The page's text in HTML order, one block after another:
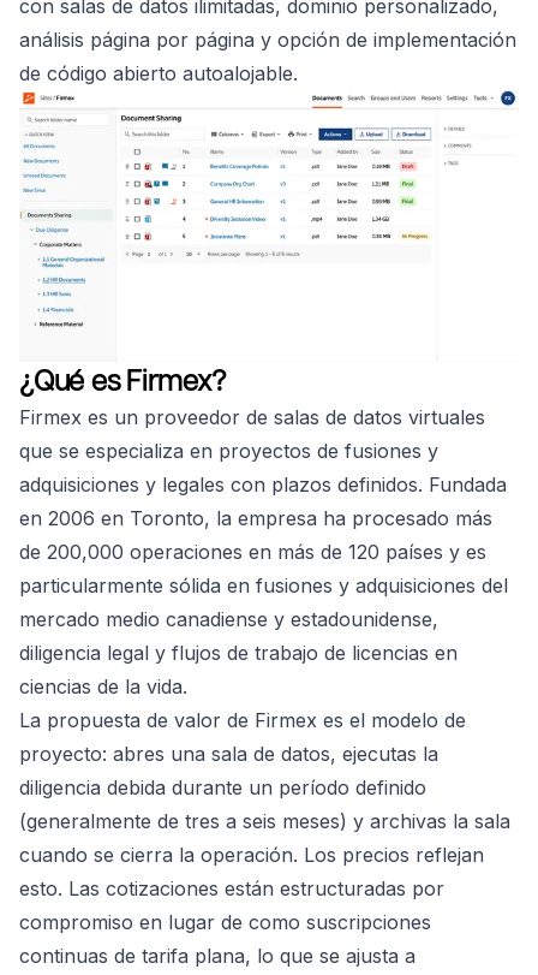
con salas de datos ilimitadas, dominio personalizado,
análisis página por página y opción de implementación
de código abierto autoalojable.
¿Qué es Firmex?
Firmex es un proveedor de salas de datos virtuales
que se especializa en proyectos de fusiones y
adquisiciones y legales con plazos definidos. Fundada
en 2006 en Toronto, la empresa ha procesado más
de 200,000 operaciones en más de 120 países y es
particularmente sólida en fusiones y adquisiciones del
mercado medio canadiense y estadounidense,
diligencia legal y flujos de trabajo de licencias en
ciencias de la vida.
La propuesta de valor de Firmex es el modelo de
proyecto: abres una sala de datos, ejecutas la
diligencia debida durante un período definido
(generalmente de tres a seis meses) y archivas la sala
cuando se cierra la operación. Los precios reflejan
esto. Las cotizaciones están estructuradas por
compromiso en lugar de como suscripciones
continuas de tarifa plana, lo que se ajusta a